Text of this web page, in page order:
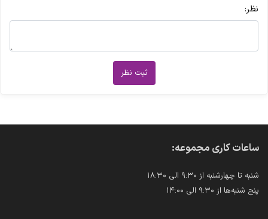
نظر:
ثبت نظر
ساعات کاری مجموعه:
شنبه تا چهارشنبه از ۹:۳۰ الی ۱۸:۳۰
پنج شنبه‌ها از ۹:۳۰ الی ۱۴:۰۰